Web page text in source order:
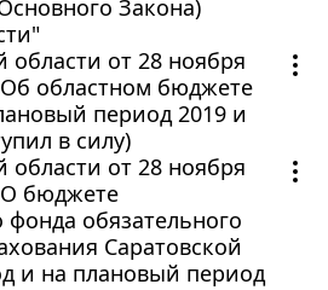
Закона)
области от 28 ноября
областном бюджете
период 2019 и
в силу)
области от 28 ноября
бюджете
обязательного
Саратовской
и на плановый период